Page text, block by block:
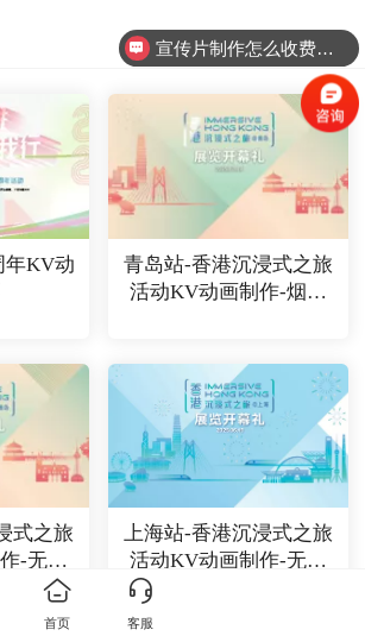
首页 客服
年KV动
青岛站-香港沉浸式之旅
活动KV动画制作-烟花
式之旅
-无烟
上海站-香港沉浸式之旅
活动KV动画制作-无烟
宣传片制作怎么收费的？